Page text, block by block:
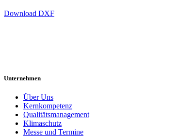
Download DXF
Unternehmen
Über Uns
Kernkompetenz
Qualitätsmanagement
Klimaschutz
Messe und Termine